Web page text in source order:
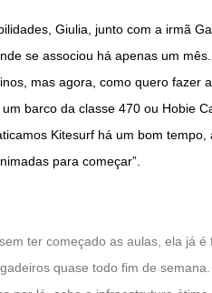
Giulia, junto com a irmã
se associou há apenas um
mas agora, como quero fazer
barco da classe 470 ou Hobie
Kitesurf há um bom
para começar”.
ter começado as aulas, ela já
quase todo fim de